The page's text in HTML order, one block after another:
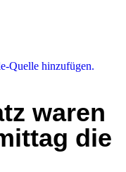
Quelle hinzufügen.
waren
die